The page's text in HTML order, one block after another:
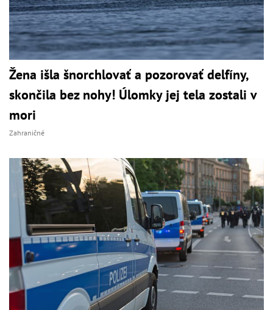
Žena išla šnorchlovať a pozorovať delfíny,
skončila bez nohy! Úlomky jej tela zostali v
mori
Zahraničné